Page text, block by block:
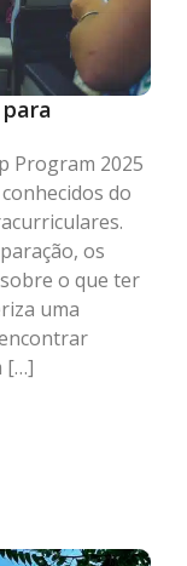
Program 2025
do
os
o que ter
uma
[…]